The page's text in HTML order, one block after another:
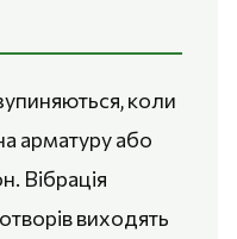
коли
арматуру або
Вібрація
виходять